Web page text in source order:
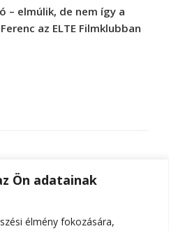
Ön adatainak
élmény fokozására,
– elmúlik, de nem így a
az ELTE Filmklubban